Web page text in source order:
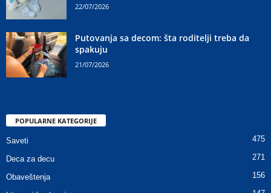
22/07/2026
Putovanja sa decom: šta roditelji treba da
spakuju
21/07/2026
POPULARNE KATEGORIJE
Saveti 475
Deca za decu 271
Obaveštenja 156